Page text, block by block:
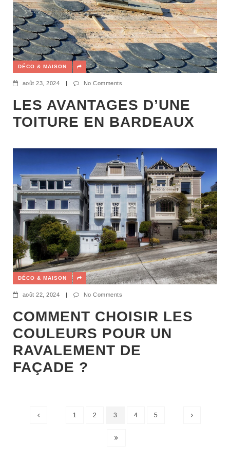
DÉCO & MAISON
août 23, 2024 | No Comments
LES AVANTAGES D’UNE
TOITURE EN BARDEAUX
DÉCO & MAISON
août 22, 2024 No Comments
COMMENT CHOISIR LES
COULEURS POUR UN
RAVALEMENT DE
FAÇADE ?
1 2 3 4 5